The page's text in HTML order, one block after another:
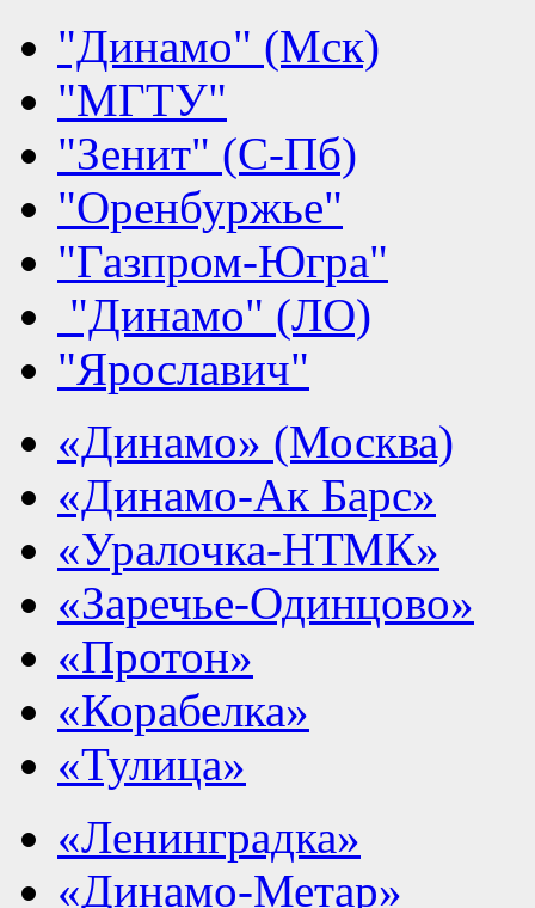
"Динамо" (Мск)
"МГТУ"
"Зенит" (С-Пб)
"Оренбуржье"
"Газпром-Югра"
"Динамо" (ЛО)
"Ярославич"
«Динамо» (Москва)
«Динамо-Ак Барс»
«Уралочка-НТМК»
«Заречье-Одинцово»
«Протон»
«Корабелка»
«Тулица»
«Ленинградка»
«Динамо-Метар»